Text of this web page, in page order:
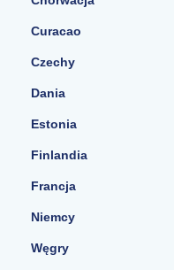
Curacao
Czechy
Dania
Estonia
Finlandia
Francja
Niemcy
Węgry